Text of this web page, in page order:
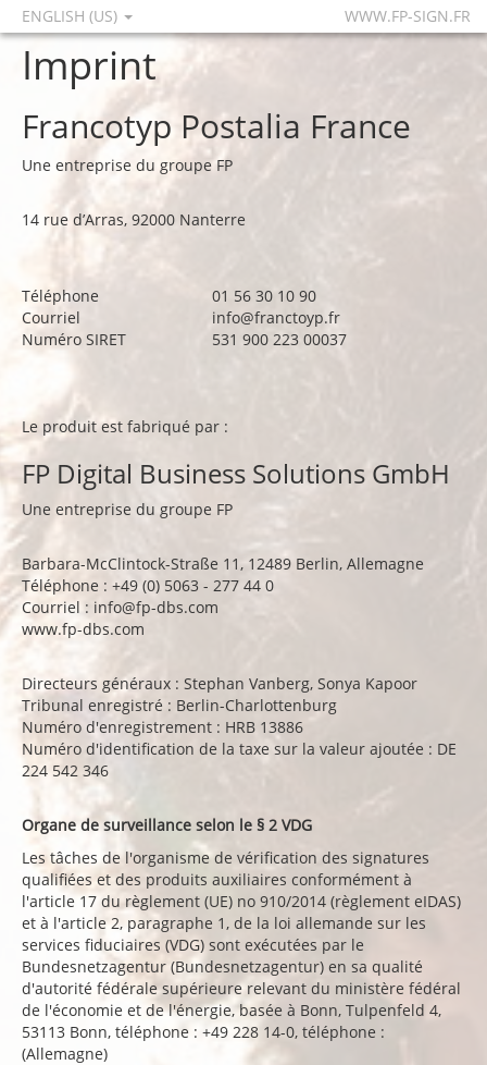
ENGLISH (US) WWW.FP-SIGN.FR
Imprint
Francotyp Postalia France
Une entreprise du groupe FP
14 rue d’Arras, 92000 Nanterre
Téléphone
01 56 30 10 90
Courriel
info@franctoyp.fr
Numéro SIRET
531 900 223 00037
Le produit est fabriqué par :
FP Digital Business Solutions GmbH
Une entreprise du groupe FP
Barbara-McClintock-Straße 11, 12489 Berlin, Allemagne
Téléphone : +49 (0) 5063 - 277 44 0
Courriel : info@fp-dbs.com
www.fp-dbs.com
Directeurs généraux : Stephan Vanberg, Sonya Kapoor
Tribunal enregistré : Berlin-Charlottenburg
Numéro d'enregistrement : HRB 13886
Numéro d'identification de la taxe sur la valeur ajoutée : DE
224 542 346
Organe de surveillance selon le § 2 VDG
Les tâches de l'organisme de vérification des signatures
qualifiées et des produits auxiliaires conformément à
l'article 17 du règlement (UE) no 910/2014 (règlement eIDAS)
et à l'article 2, paragraphe 1, de la loi allemande sur les
services fiduciaires (VDG) sont exécutées par le
Bundesnetzagentur (Bundesnetzagentur) en sa qualité
d'autorité fédérale supérieure relevant du ministère fédéral
de l'économie et de l'énergie, basée à Bonn, Tulpenfeld 4,
53113 Bonn, téléphone : +49 228 14-0, téléphone :
(Allemagne)